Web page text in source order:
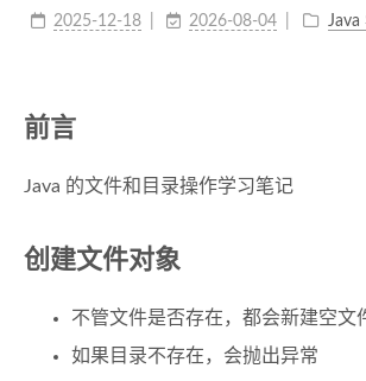
2025-12-18 2026-08-04 Java
前言
Java 的文件和目录操作学习笔记
创建文件对象
不管文件是否存在，都会新建空文
如果目录不存在，会抛出异常